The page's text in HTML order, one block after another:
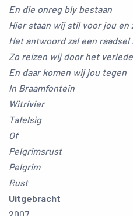
En die onreg bly bestaan
Hier staan wij stil voor jou en
Het antwoord zal een raadsel
Zo reizen wij door het
En daar komen wij jou tegen
In Braamfontein
Witrivier
Tafelsig
Of
Pelgrimsrust
Pelgrim
Rust
Uitgebracht